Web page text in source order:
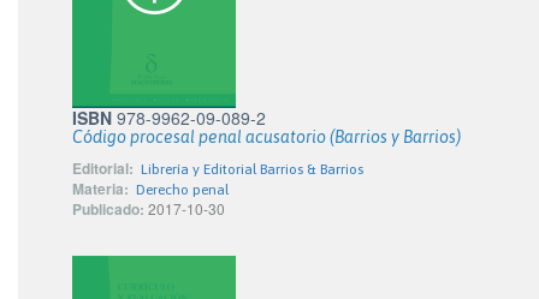
ISBN 978-9962-09-089-2
Código procesal penal acusatorio (Barrios y Barrios)
Editorial: Librería y Editorial Barrios & Barrios
Materia: Derecho penal
Publicado: 2017-10-30